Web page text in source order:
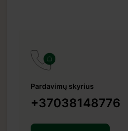
Pardavimų skyrius
+37038148776